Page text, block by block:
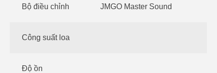
Bộ điều chỉnh JMGO Master Sound
Công suất loa
Độ ồn